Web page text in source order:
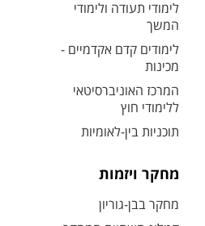
לימודי תעודה ולימודי
המשך
לימודים קדם אקדמיים -
מכינות
המרכז האוניברסיטאי
ללימודי חוץ
תוכניות בין-לאומיות
מחקר ויזמות
מחקר בבן-גוריון